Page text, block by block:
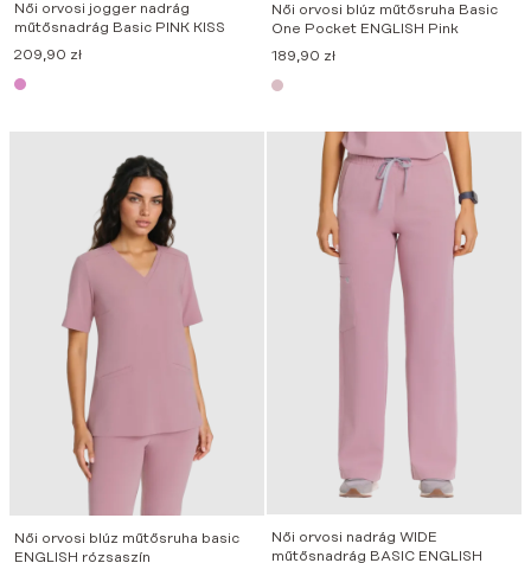
Női orvosi jogger nadrág
műtősnadrág Basic PINK KISS
209,90 zł
Női orvosi blúz műtősruha Basic
One Pocket ENGLISH Pink
189,90 zł
Női orvosi blúz műtősruha basic
ENGLISH rózsaszín
Női orvosi nadrág WIDE
műtősnadrág BASIC ENGLISH